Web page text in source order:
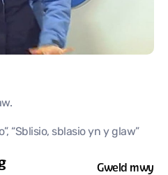
“Sblisio, sblasio yn y glaw”
Gweld mwy